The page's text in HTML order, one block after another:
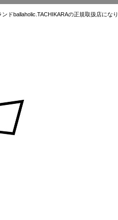
の正規取扱店になり